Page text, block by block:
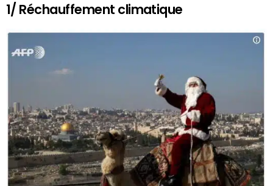
1/ Réchauffement climatique